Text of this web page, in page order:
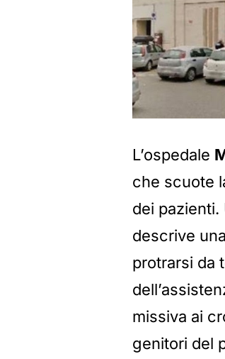
L’ospedale
che scuote
dei
descrive
protrarsi da
missiva ai
genitori del